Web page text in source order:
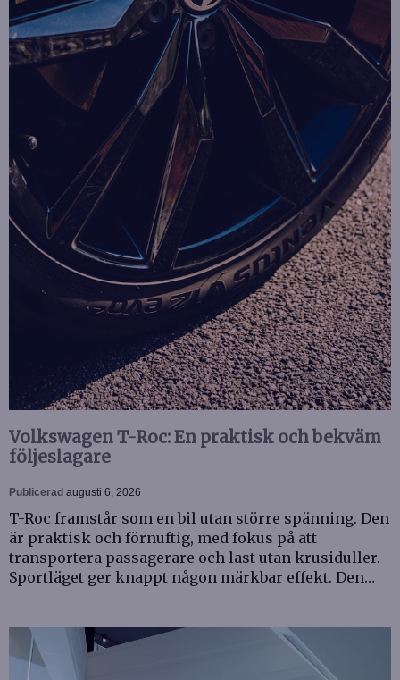
Volkswagen T-Roc: En praktisk och bekväm
följeslagare
Publicerad augusti 6, 2026
T-Roc framstår som en bil utan större spänning. Den
är praktisk och förnuftig, med fokus på att
transportera passagerare och last utan krusiduller.
Sportläget ger knappt någon märkbar effekt. Den…